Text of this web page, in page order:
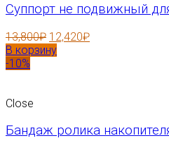
Суппорт не подвижный
13,800₽ 12,420₽
В корзину
-10%
Close
Бандаж ролика